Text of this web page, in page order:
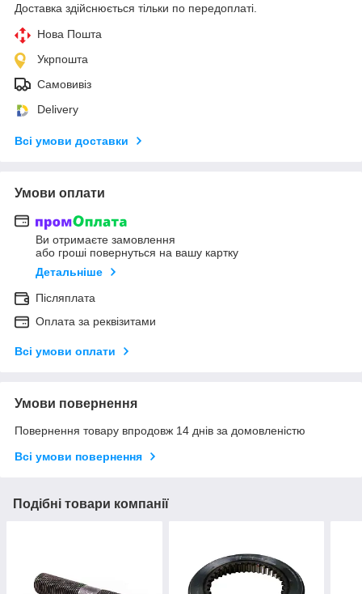
Доставка здійснюється тільки по передоплаті.
Нова Пошта
Укрпошта
Самовивіз
Delivery
Всі умови доставки
Умови оплати
Ви отримаєте замовлення
або гроші повернуться на вашу картку
Детальніше
Післяплата
Оплата за реквізитами
Всі умови оплати
Умови повернення
Повернення товару впродовж 14 днів за домовленістю
Всі умови повернення
Подібні товари компанії